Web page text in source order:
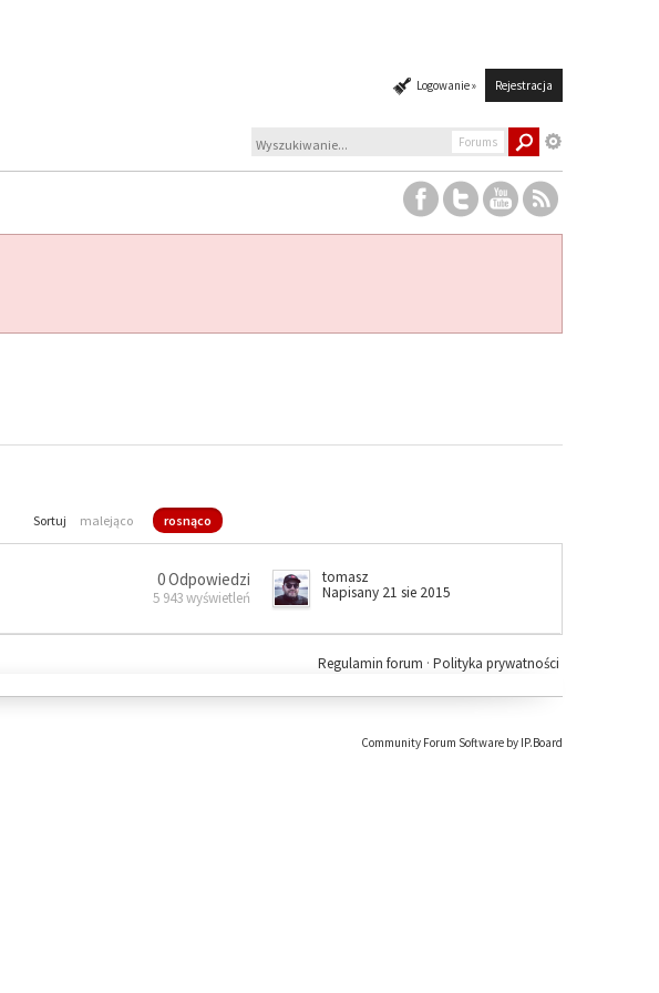
Logowanie » Rejestracja
Forums
Sortuj malejąco rosnąco
0 Odpowiedzi
5 943 wyświetleń
tomasz
Napisany 21 sie 2015
Polityka prywatności
Regulamin forum ·
Community Forum Software by IP.Board